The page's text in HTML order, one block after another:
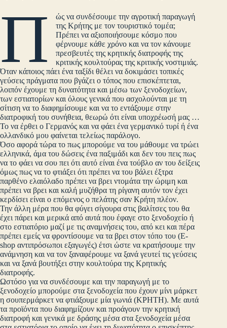
Π
ώς να συνδέσουμε την αγροτική παραγωγή
της Κρήτης με τον τουριστικό τομέα;
Πρέπει να αξιοποιήσουμε κόσμο που
φέρνουμε κάθε χρόνο και να τον κάνουμε
πρεσβευτές της κρητικής διατροφής της
κριτικής κουλτούρας της κριτικής νοστιμιάς.
Όταν κάποιος πάει ένα ταξίδι θέλει να δοκιμάσει τοπικές
γεύσεις πράγματα που βγάζει ο τόπος που επισκέπτεται,
λοιπόν έχουμε τη δυνατότητα και μέσω των ξενοδοχείων,
των εστιατορίων και όλους γενικά που ασχολούνται με τη
σίτιση να το διαφημίσουμε και να το εντάξουμε στην
διατροφική του συνήθεια, θεωρώ ότι είναι υποχρέωσή μας …
Το να έρθει ο Γερμανός και να φάει ένα γερμανικό τυρί ή ένα
ολλανδικό μου φαίνεται τελείως παράλογο.
Όσο αφορά τώρα το πως μπορούμε να του μάθουμε να τρώει
ελληνικά, άμα του δώσεις ένα παξιμάδι και δεν του πεις πως
να το φάει να σου πει ότι αυτό είναι ένα τούβλο αν του δείξεις
όμως πως να το φτιάξει ότι πρέπει να του βάλει έξτρα
παρθένο ελαιόλαδο πρέπει να βρει ντομάτα την ώριμη και
πρέπει να βρει και καλή μυζήθρα τη ρίγανη αυτόν τον έχει
κερδίσει είναι ο επόμενος ο πελάτης σαν Κρήτη πλέον.
Την άλλη μέρα που θα φύγει σίγουρα στις βαλίτσες του θα
έχει πάρει και μερικά από αυτά που έφαγε στο ξενοδοχείο ή
στο εστιατόριο μαζί με τις αναμνήσεις του, από κει και πέρα
πρέπει εμείς να φροντίσουμε να τα βρει στον τόπο του (E-
shop αντιπρόσωποι εξαγωγές) έτσι ώστε να κρατήσουμε την
ανάμνηση και να τον ξαναφέρουμε να ξανά γευτεί τις γεύσεις
και να ξανά βουτήξει στην κουλτούρα της Κρητικής
διατροφής.
Ωστόσο για να συνδέσουμε και την παραγωγή με το
ξενοδοχείο μπορούμε στα ξενοδοχεία που έχουν μίνι μάρκετ
η σουπερμάρκετ να φτιάξουμε μία γωνιά (ΚΡΗΤΗ). Με αυτά
τα προϊόντα που διαφημίζουν και προάγουν την κρητική
διατροφή και γενικά με δράσης μέσα στα ξενοδοχεία μέσα